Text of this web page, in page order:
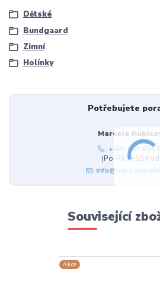
Dětské
Bundgaard
Zimní
Holínky
Potřebujete
Marcela
+420 607 634
(Po-Pá, 9-15
Související
Akce